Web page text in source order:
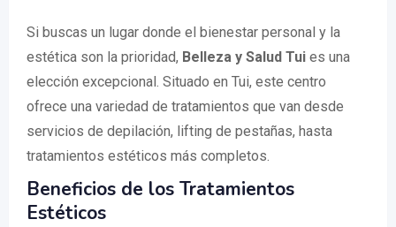
Si buscas un lugar donde el bienestar personal y la
estética son la prioridad, Belleza y Salud Tui es una
elección excepcional. Situado en Tui, este centro
ofrece una variedad de tratamientos que van desde
servicios de depilación, lifting de pestañas, hasta
tratamientos estéticos más completos.
Beneficios de los Tratamientos
Estéticos